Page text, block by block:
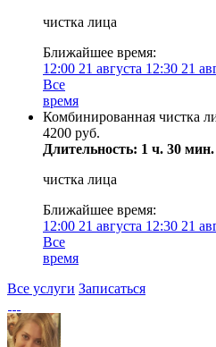
чистка лица
Ближайшее время:
12:00 21 августа 12:30 21
Все
время
Комбинированная чистка
4200 руб.
Длительность: 1 ч. 30 мин.
чистка лица
Ближайшее время:
12:00 21 августа 12:30 21
Все
время
Все услуги Записаться